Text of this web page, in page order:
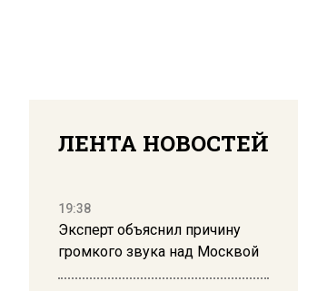
ЛЕНТА НОВОСТЕЙ
19:38
Эксперт объяснил причину
громкого звука над Москвой